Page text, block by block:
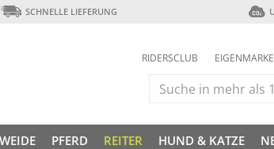
SCHNELLE LIEFERUNG
RIDERSCLUB EIGENMARKE
PFERD REITER HUND & KATZE